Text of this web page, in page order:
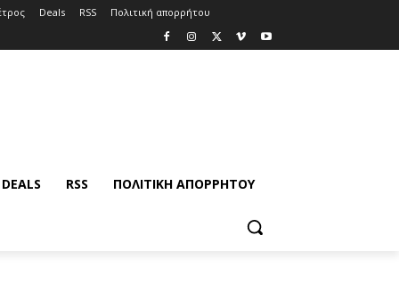
Deals RSS Πολιτική απορρήτου
DEALS RSS ΠΟΛΙΤΙΚΉ ΑΠΟΡΡΉΤΟΥ